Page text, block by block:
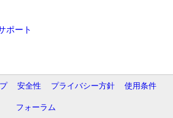
ポート
ービス
安全性 プライバシー方針
使用条件
フォーラム